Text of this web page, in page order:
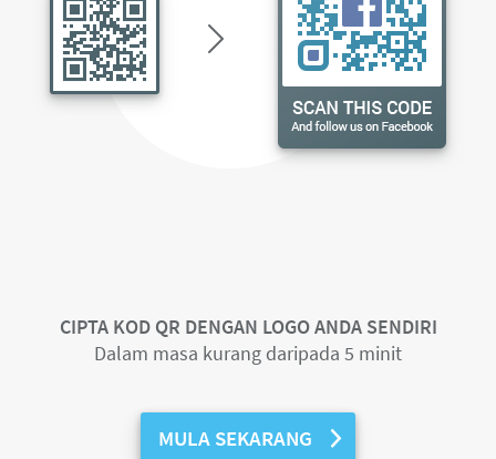
CIPTA KOD QR DENGAN LOGO ANDA SENDIRI
Dalam masa kurang daripada 5 minit
MULA SEKARANG